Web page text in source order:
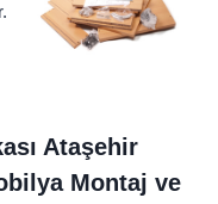
Ataşehir
Montaj ve